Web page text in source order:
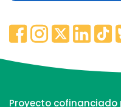
Proyecto cofinanciado